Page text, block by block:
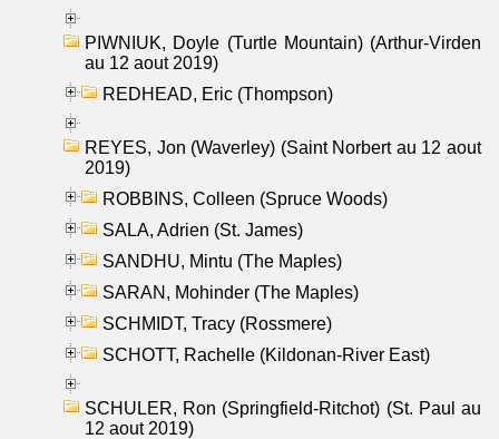
PIWNIUK, Doyle (Turtle Mountain) (Arthur-Virden
au 12 aout 2019)
REDHEAD, Eric (Thompson)
REYES, Jon (Waverley) (Saint Norbert au 12 aout
2019)
ROBBINS, Colleen (Spruce Woods)
SALA, Adrien (St. James)
SANDHU, Mintu (The Maples)
SARAN, Mohinder (The Maples)
SCHMIDT, Tracy (Rossmere)
SCHOTT, Rachelle (Kildonan-River East)
SCHULER, Ron (Springfield-Ritchot) (St. Paul au
12 aout 2019)